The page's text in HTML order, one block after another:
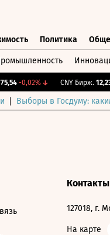
Политика
-0,02%↓ CNY Бирж. 12,239
Выборы в Госдуму:
Контакты
127018, г.
На карте